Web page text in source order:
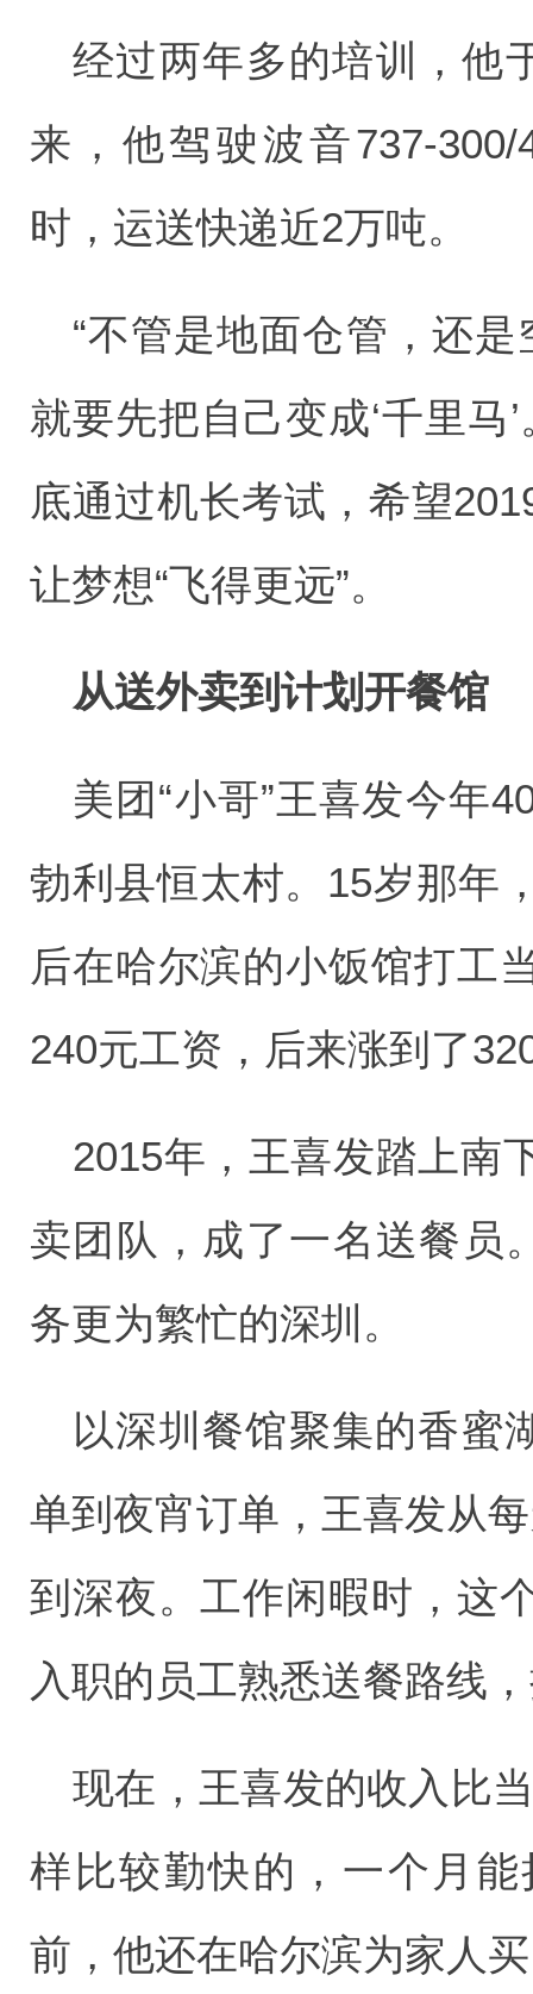
经过两年多的培训，他
来，他驾驶波音737-
时，运送快递近2万吨。
“不管是地面仓管，还是
就要先把自己变成‘千里马
底通过机长考试，希望
让梦想“飞得更远”。
从送外卖到计划开餐馆
美团“小哥”王喜发今年
勃利县恒太村。15岁那年
后在哈尔滨的小饭馆打工
240元工资，后来涨到了
2015年，王喜发踏上南
卖团队，成了一名送餐员
务更为繁忙的深圳。
以深圳餐馆聚集的香蜜
单到夜宵订单，王喜发从
到深夜。工作闲暇时，这
入职的员工熟悉送餐路线
现在，王喜发的收入比
样比较勤快的，一个月
前，他还在哈尔滨为家人